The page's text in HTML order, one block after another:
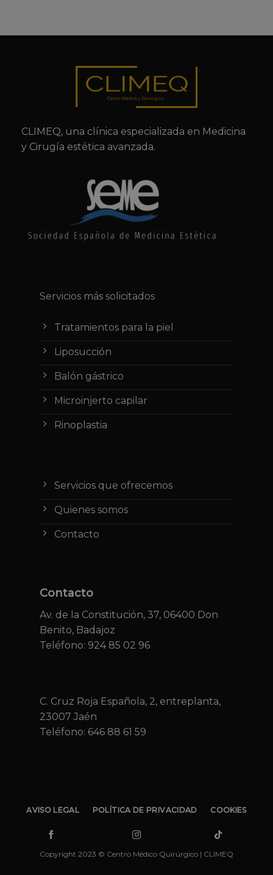
CLIMEQ, una clínica especializada en Medicina
y Cirugía estética avanzada.
Servicios más solicitados
Tratamientos para la piel
Liposucción
Balón gástrico
Microinjerto capilar
Rinoplastia
Servicios que ofrecemos
Quienes somos
Contacto
Contacto
Av. de la Constitución, 37, 06400 Don
Benito, Badajoz
Teléfono: 924 85 02 96
C. Cruz Roja Española, 2, entreplanta,
23007 Jaén
Teléfono: 646 88 61 59
AVISO LEGAL POLÍTICA DE PRIVACIDAD COOKIES
Copyright 2023 © Centro Médico Quirúrgico | CLIMEQ